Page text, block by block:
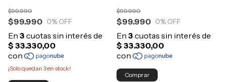
$99.990
$99.990
0% OFF
¡Solo quedan 3en stock!
$99.990
$99.990
0% OFF
Comprar